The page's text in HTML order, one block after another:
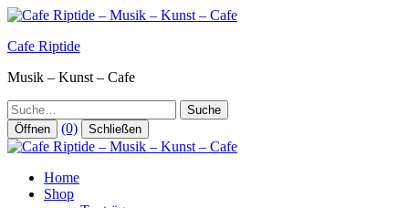
Zum
springen
Cafe Riptide
Musik – Kunst – Cafe
Suche
Öffnen (0) Schließen
Home
Shop